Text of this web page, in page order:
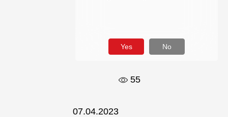
07.04.2023
55
Yes No